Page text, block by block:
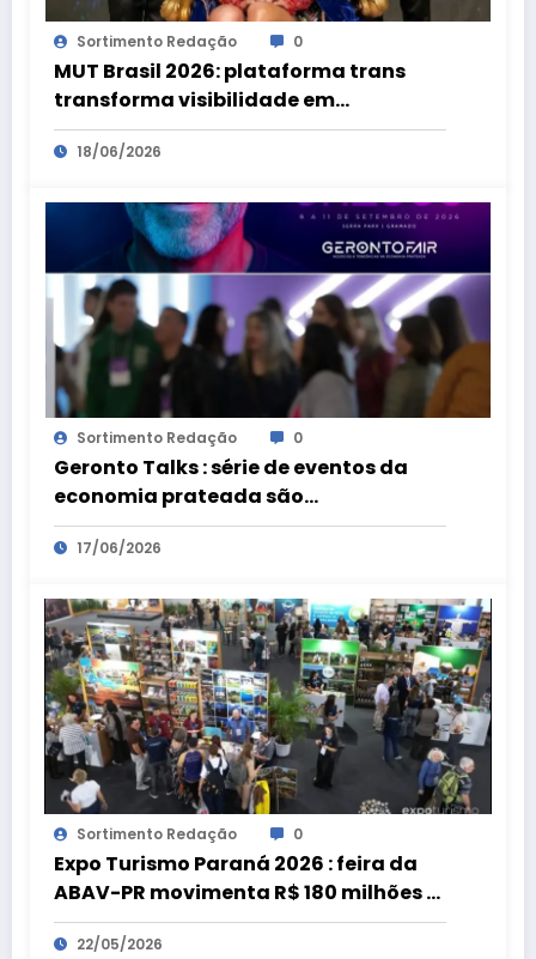
Sortimento Redação 0
MUT Brasil 2026: plataforma trans
transforma visibilidade em
oportunidades
18/06/2026
Sortimento Redação 0
Geronto Talks : série de eventos da
economia prateada são
preparatórios para a Geronto Fair
17/06/2026
Sortimento Redação 0
Expo Turismo Paraná 2026 : feira da
ABAV-PR movimenta R$ 180 milhões e
bate recorde
22/05/2026